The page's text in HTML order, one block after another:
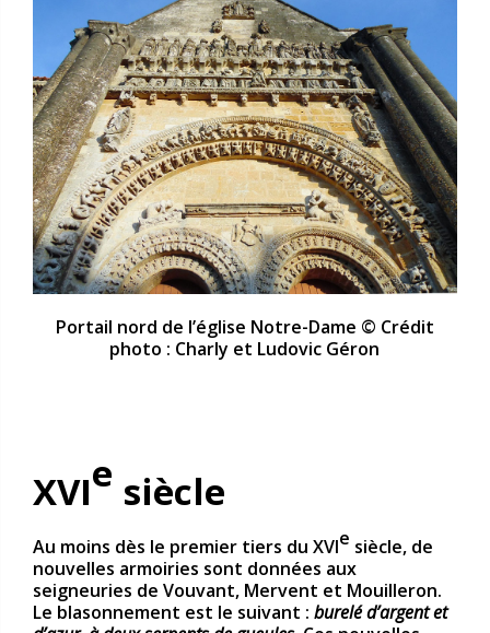
Portail nord de l’église Notre-Dame © Crédit
photo : Charly et Ludovic Géron
XVIe siècle
Au moins dès le premier tiers du XVIe siècle, de
nouvelles armoiries sont données aux
seigneuries de Vouvant, Mervent et Mouilleron.
Le blasonnement est le suivant : burelé d’argent et